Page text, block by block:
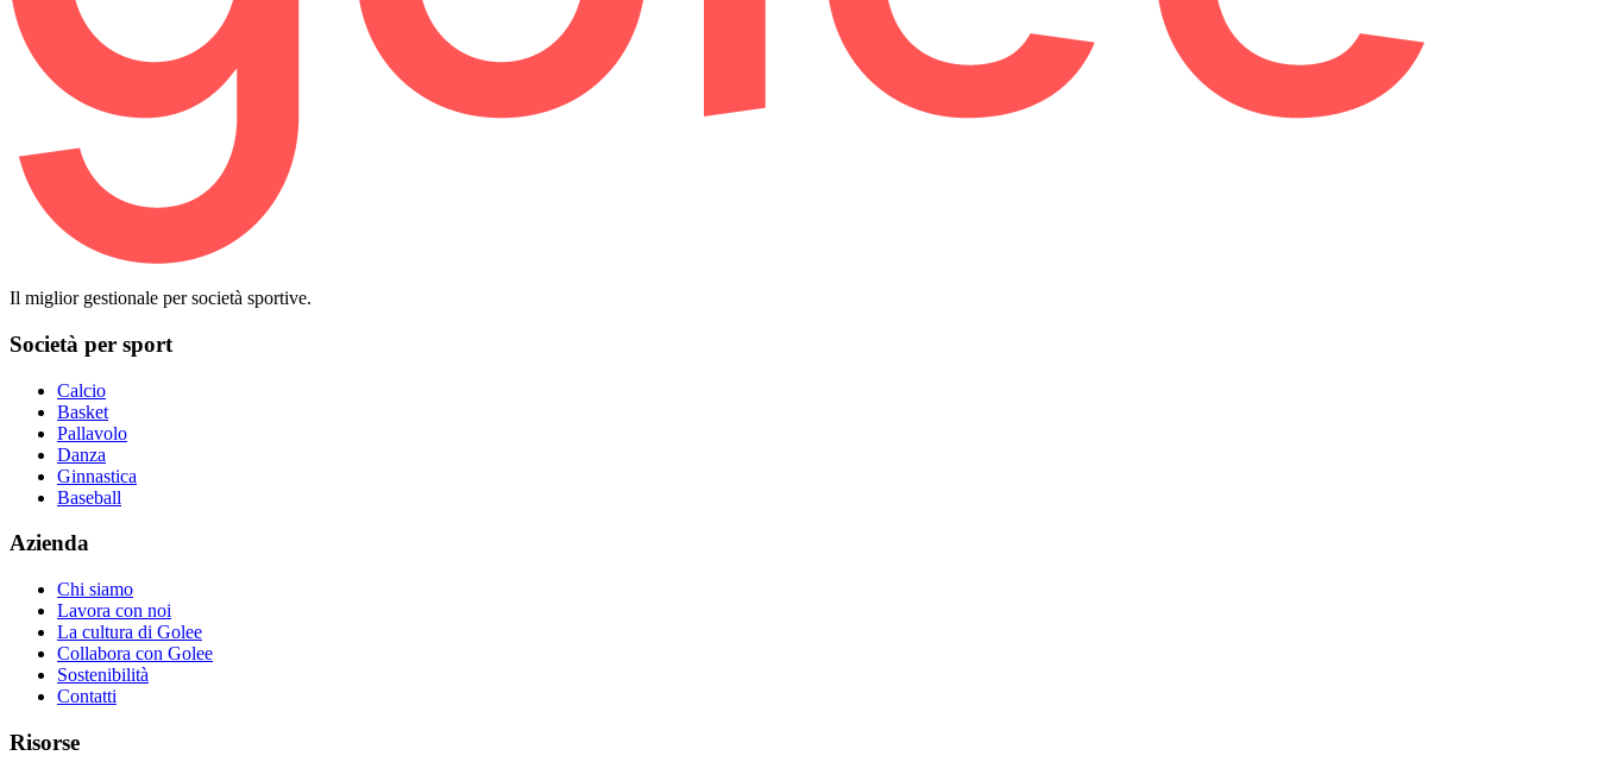
Il miglior gestionale per società sportive.
Società per sport
Calcio
Basket
Pallavolo
Danza
Ginnastica
Baseball
Azienda
Chi siamo
Lavora con noi
La cultura di Golee
Collabora con Golee
Sostenibilità
Contatti
Risorse